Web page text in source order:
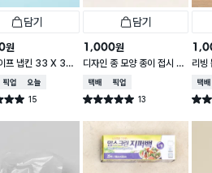
담기
원
프 냅킨 33 X 33
입
매장픽업오늘배송
점 15
건 작성
담기
1,000원
디자인 종 모양 종이 접시 18
cm 10개입
택배배송매장픽업
별점 5.0점 13
건 작성
리빙
0매
택배
별점